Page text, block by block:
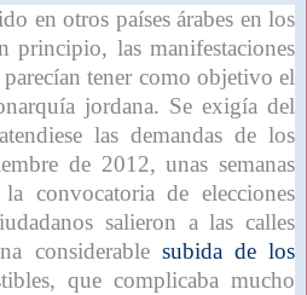
en otros países árabes en los
principio, las manifestaciones
tener como objetivo el
jordana. Se exigía del
las demandas de los
de 2012, unas semanas
convocatoria de elecciones
salieron a las calles
considerable subida de los
que complicaba mucho